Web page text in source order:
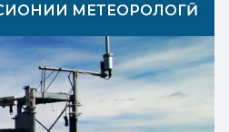
МЕТЕОРОЛОГӢ